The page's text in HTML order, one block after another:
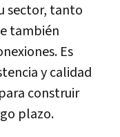
sector, tanto
también
Es
y calidad
construir
plazo.